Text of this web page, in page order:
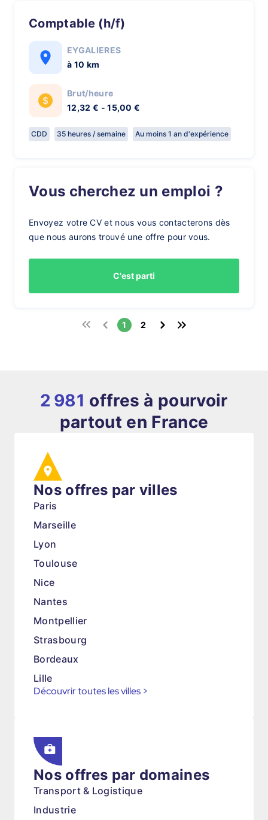
Comptable (h/f)
EYGALIERES
à 10 km
Brut/heure
12,32 € - 15,00 €
CDD 35 heures / semaine Au moins 1 an d'expérience
Vous cherchez un emploi ?
Envoyez votre CV et nous vous contacterons dès
que nous aurons trouvé une offre pour vous.
C'est parti
1 2
2 981 offres à pourvoir
partout en France
Nos offres par villes
Paris
Marseille
Lyon
Toulouse
Nice
Nantes
Montpellier
Strasbourg
Bordeaux
Lille
Découvrir toutes les villes >
Nos offres par domaines
Transport & Logistique
Industrie